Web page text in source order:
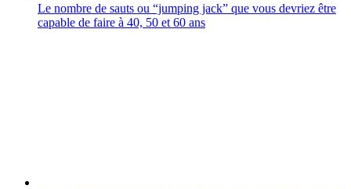
Le nombre de sauts ou “jumping jack” que vous devriez être
capable de faire à 40, 50 et 60 ans